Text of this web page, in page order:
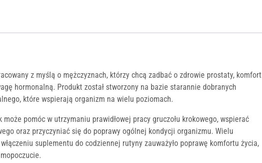
z myślą o mężczyznach, którzy chcą zadbać o zdrowie prostaty, komfort
hormonalną. Produkt został stworzony na bazie starannie dobranych
które wspierają organizm na wielu poziomach.
może pomóc w utrzymaniu prawidłowej pracy gruczołu krokowego, wspierać
oraz przyczyniać się do poprawy ogólnej kondycji organizmu. Wielu
suplementu do codziennej rutyny zauważyło poprawę komfortu życia,